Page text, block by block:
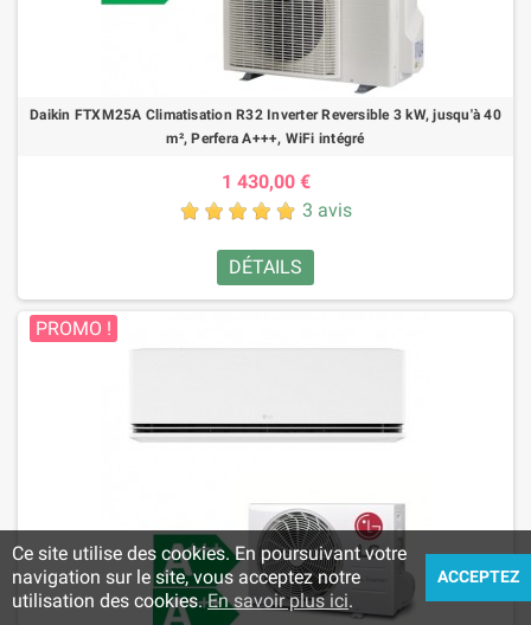
Daikin FTXM25A Climatisation R32 Inverter Reversible 3 kW, jusqu'à 40
m², Perfera A+++, WiFi intégré
1 430,00 €
3 avis
DÉTAILS
PROMO !
Ce site utilise des cookies. En poursuivant votre
navigation sur le site, vous acceptez notre
utilisation des cookies.En savoir plus ici.
ACCEPTEZ